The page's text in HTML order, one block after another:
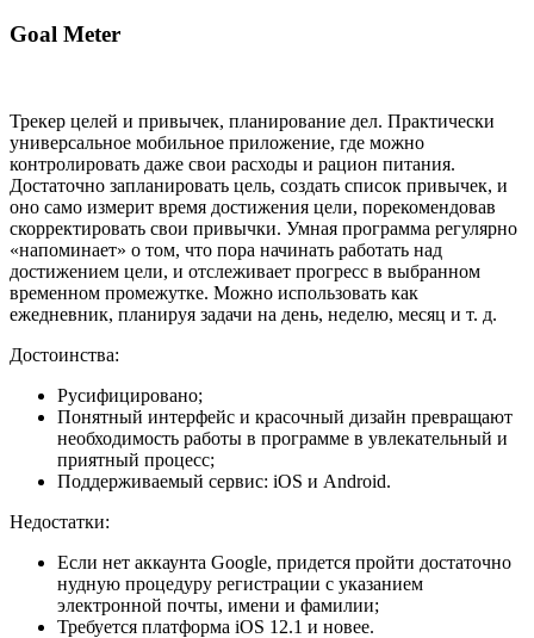
Goal Meter
Трекер целей и привычек, планирование дел. Практически
универсальное мобильное приложение, где можно
контролировать даже свои расходы и рацион питания.
Достаточно запланировать цель, создать список привычек, и
оно само измерит время достижения цели, порекомендовав
скорректировать свои привычки. Умная программа регулярно
«напоминает» о том, что пора начинать работать над
достижением цели, и отслеживает прогресс в выбранном
временном промежутке. Можно использовать как
ежедневник, планируя задачи на день, неделю, месяц и т. д.
Достоинства:
Русифицировано;
Понятный интерфейс и красочный дизайн превращают
необходимость работы в программе в увлекательный и
приятный процесс;
Поддерживаемый сервис: iOS и Android.
Недостатки:
Если нет аккаунта Google, придется пройти достаточно
нудную процедуру регистрации с указанием
электронной почты, имени и фамилии;
Требуется платформа iOS 12.1 и новее.